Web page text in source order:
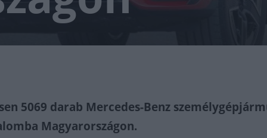
5069 darab Mercedes-Benz
Magyarországon.